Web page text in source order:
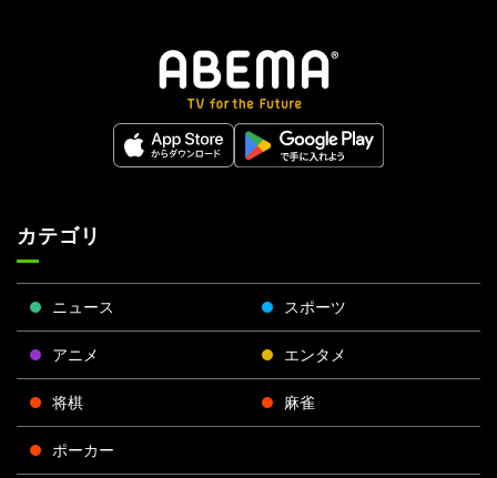
カテゴリ
ニュース スポーツ
アニメ エンタメ
将棋 麻雀
ポーカー